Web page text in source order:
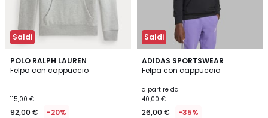
Saldi
POLO RALPH LAUREN
Felpa con cappuccio
115,00 €
92,00 € -20%
3,9
/ 5
Saldi
ADIDAS SPORTSWEAR
Felpa con cappuccio
a partire da
40,00 €
26,00 € -35%
4,9
/ 5